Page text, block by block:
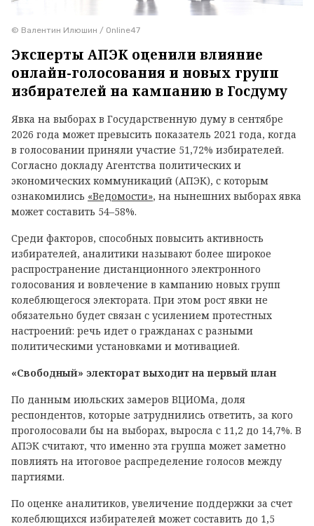
© Валентин Илюшин / Online47
Эксперты АПЭК оценили влияние
онлайн-голосования и новых групп
избирателей на кампанию в Госдуму
Явка на выборах в Государственную думу в сентябре
2026 года может превысить показатель 2021 года, когда
в голосовании приняли участие 51,72% избирателей.
Согласно докладу Агентства политических и
экономических коммуникаций (АПЭК), с которым
ознакомились «Ведомости», на нынешних выборах явка
может составить 54–58%.
Среди факторов, способных повысить активность
избирателей, аналитики называют более широкое
распространение дистанционного электронного
голосования и вовлечение в кампанию новых групп
колеблющегося электората. При этом рост явки не
обязательно будет связан с усилением протестных
настроений: речь идет о гражданах с разными
политическими установками и мотивацией.
«Свободный» электорат выходит на первый план
По данным июльских замеров ВЦИОМа, доля
респондентов, которые затруднились ответить, за кого
проголосовали бы на выборах, выросла с 11,2 до 14,7%. В
АПЭК считают, что именно эта группа может заметно
повлиять на итоговое распределение голосов между
партиями.
По оценке аналитиков, увеличение поддержки за счет
колеблющихся избирателей может составить до 1,5